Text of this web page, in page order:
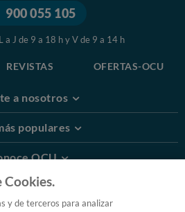
900 055 105
a J de 9 a 18 h y V de 9 a 14 h
REVISTAS OFERTAS-OCU
a nosotros
populares
OCU
Información
Cookies.
y de terceros para analizar